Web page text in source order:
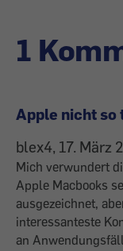
1
Apple nicht so
blex4, 17. März
Mich verwundert
Apple Macbooks
ausgezeichnet,
interessanteste
an